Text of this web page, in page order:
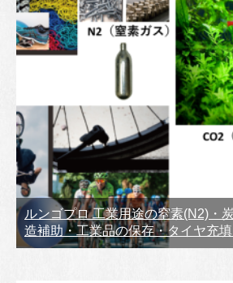
ルンゴプロ 工業用途の窒素(N2)・
造補助・工業品の保存・タイヤ充